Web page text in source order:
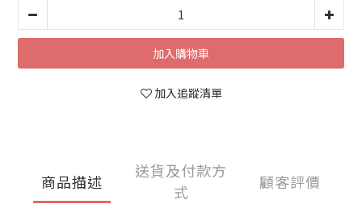
加入購物車
加入追蹤清單
商品描述
送貨及付款方
式
顧客評價